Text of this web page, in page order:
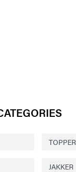
TOPPER
JAKKER